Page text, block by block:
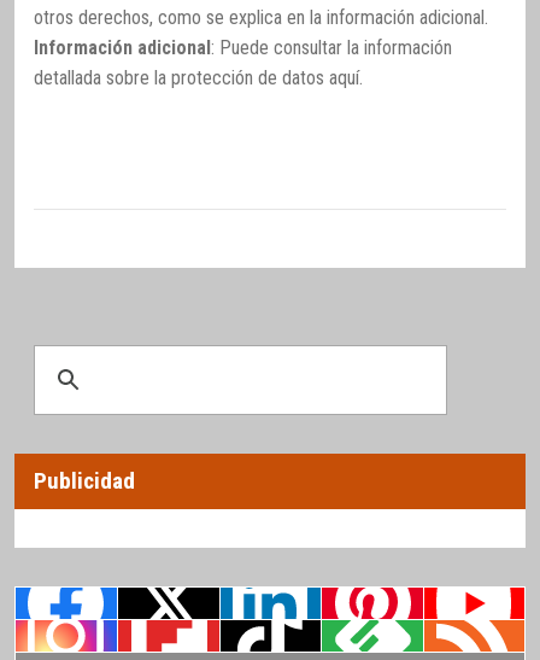
otros derechos, como se explica en la información adicional.
Información adicional: Puede consultar la información
detallada sobre la protección de datos aquí.
Publicidad